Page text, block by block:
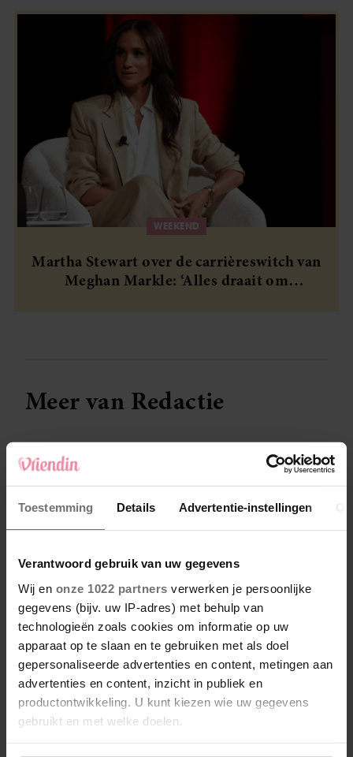
Toestemming Details Advertentie-instellingen
Verantwoord gebruik van uw gegevens
Wij en onze 1022 partners verwerken je persoonlijke
gegevens (bijv. uw IP-adres) met behulp van
technologieën zoals cookies om informatie op uw
apparaat op te slaan en te gebruiken met als doel
gepersonaliseerde advertenties en content, metingen aan
advertenties en content, inzicht in publiek en
productontwikkeling. U kunt kiezen wie uw gegevens
gebruikt en met welke doelen.
WEEKEND
Martha Stewart over de carrièreswitch van
Meghan Markle: ‘Alles draait om
Meer van Redactie
Waar zijn de B&B’s van
Timothy en Nisha Tara
eigenlijk?
doen Bas Smit en Nicolette
van Dam dit opnieuw
Aangrijpend moment in
B&B Vol Liefde: Eline
barst in tranen uit